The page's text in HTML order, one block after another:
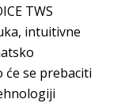
TWS
intuitivne
će se prebaciti